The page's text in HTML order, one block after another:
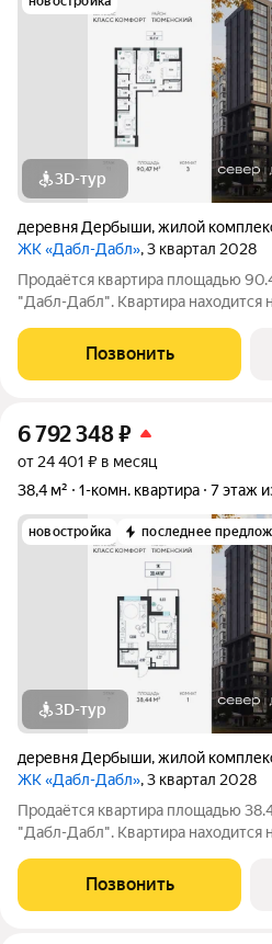
3D-тур
деревня Дербыши,жилой
ЖК «Дабл-Дабл», 3 квартал 2028
Продаётся квартира площадью
"Дабл-Дабл". Квартира находится
особенностей планировки изолированные комнаты с окнами
на одну сторону, 1
Позвонить
6 792 348₽
от 24 401 ₽ в месяц
38,4 м²
1-комн. квартира 7 этаж
новостройка последнее
3D-тур
деревня Дербыши,жилой
ЖК «Дабл-Дабл», 3 квартал 2028
Продаётся квартира площадью
"Дабл-Дабл". Квартира находится
особенностей планировки изолированные комнаты с окнами
на одну сторону, 1
Позвонить